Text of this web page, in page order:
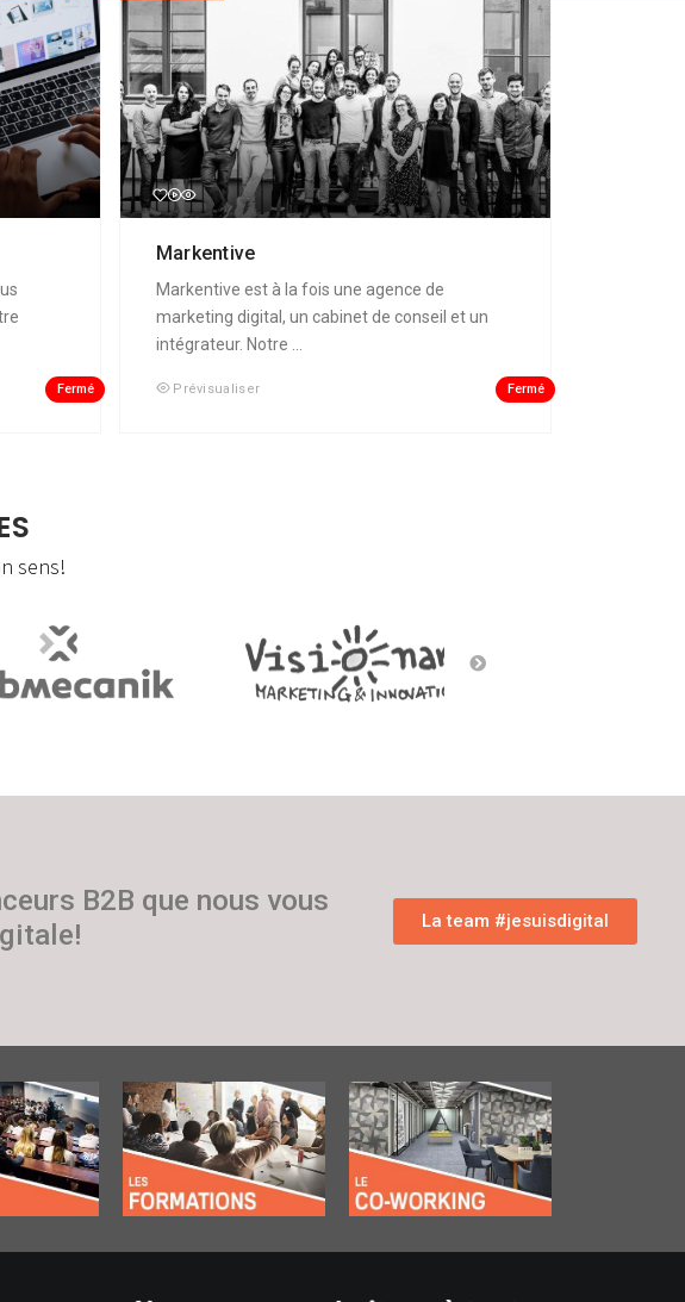
Fermé
Markentive
Markentive est à la fois une agence de
marketing digital, un cabinet de conseil et un
intégrateur. Notre ...
Prévisualiser Fermé
sens!
B2B que nous vous
La team #jesuisdigital